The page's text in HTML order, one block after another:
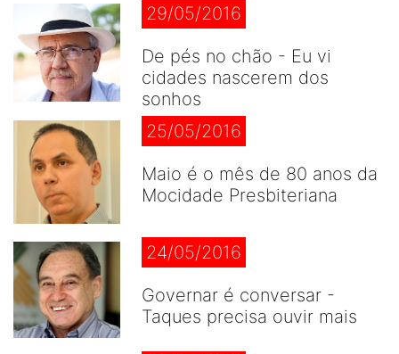
29/05/2016
De pés no chão - Eu vi
cidades nascerem dos
sonhos
25/05/2016
Maio é o mês de 80 anos da
Mocidade Presbiteriana
24/05/2016
Governar é conversar -
Taques precisa ouvir mais